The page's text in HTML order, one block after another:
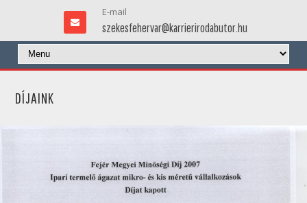
E-mail
szekesfehervar@karrierirodabutor.hu
DÍJAINK